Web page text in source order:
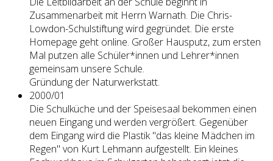
Zusammenarbeit mit Herrn Warnath. Die Chris-
Lowdon-Schulstiftung wird gegründet. Die erste
Homepage geht online. Großer Hausputz, zum ersten
Mal putzen alle Schüler*innen und Lehrer*innen
gemeinsam unsere Schule.
Gründung der Naturwerkstatt.
2000/01
Die Schulküche und der Speisesaal bekommen einen
neuen Eingang und werden vergrößert. Gegenüber
dem Eingang wird die Plastik "das kleine Mädchen im
Regen" von Kurt Lehmann aufgestellt. Ein kleines